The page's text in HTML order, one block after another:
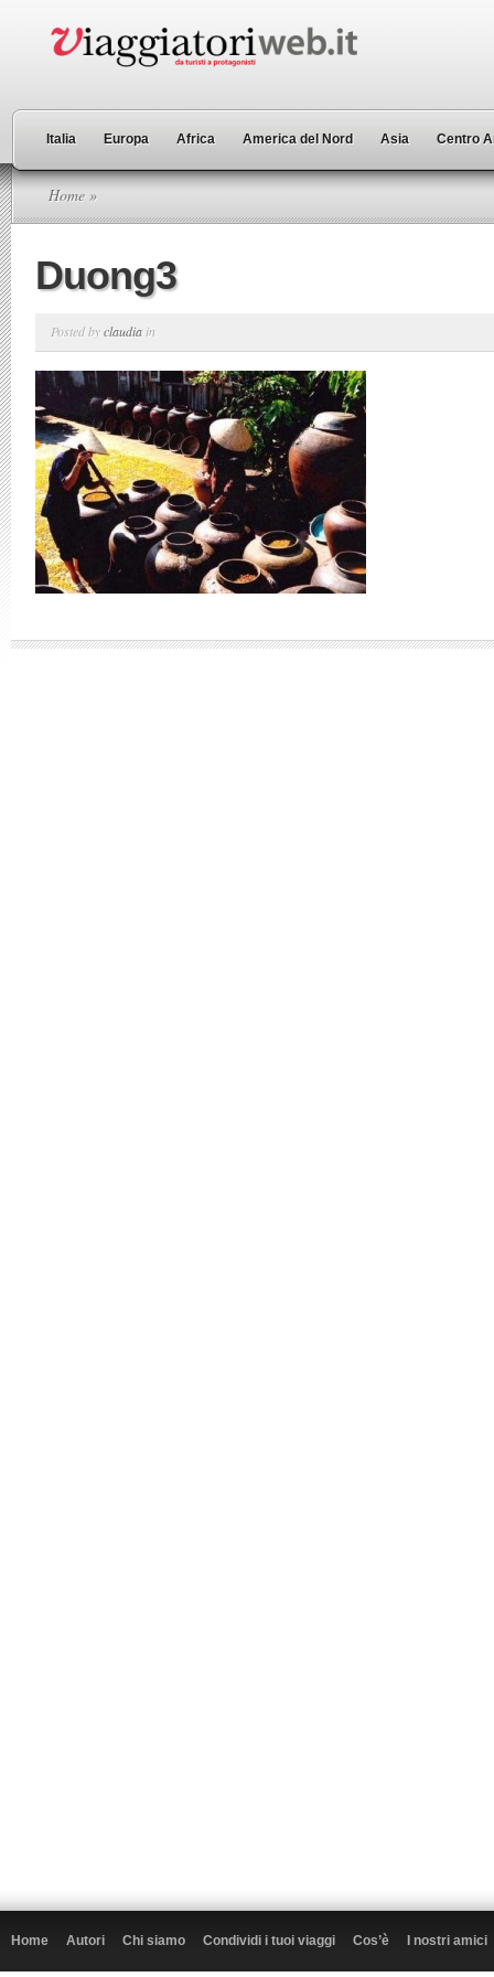
Italia Europa Africa America del Nord Asia Centro
Home »
Duong3
Posted byclaudia in
Home Autori Chi siamo Condividi i tuoi viaggi Cos’è I nostri amici